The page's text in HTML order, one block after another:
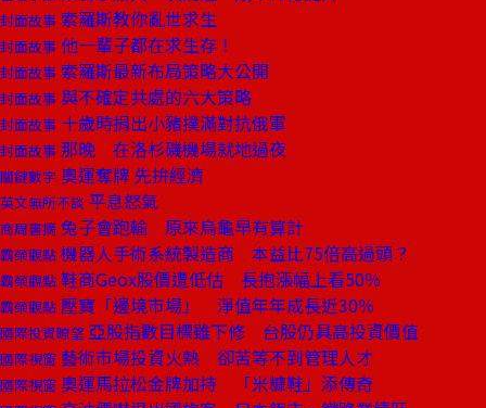
封面故事 索羅斯教你亂世求生
封面故事 他一輩子都在求生存！
封面故事 索羅斯最新布局策略大公開
封面故事 與不確定共處的六大策略
封面故事 十歲時捐出小豬撲滿對抗俄軍
封面故事 那晚 在洛杉磯機場就地過夜
關鍵數字 奧運奪牌 先拚經濟
英文無所不談 平息怒氣
商周書摘 兔子會跑輸 原來烏龜早有算計
霸榮觀點 機器人手術系統製造商 本益比75倍高過頭？
霸榮觀點 鞋商Geox股價遭低估 長抱漲幅上看50％
霸榮觀點 壓寶「邊境市場」 淨值年年成長近30％
國際投資瞭望 亞股指數目標雖下修 台股仍具高投資價值
國際視窗 藝術市場投資火熱 卻苦等不到管理人才
國際視窗 奧運馬拉松金牌加持 「米糠鞋」添傳奇